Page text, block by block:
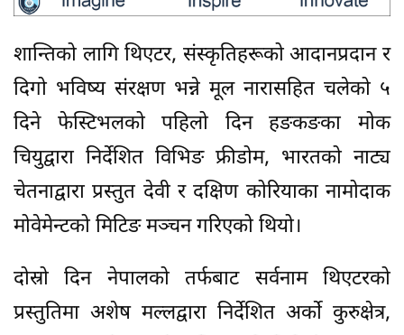
शान्तिको लागि थिएटर, संस्कृतिहरूको आदानप्रदान र
दिगो भविष्य संरक्षण भन्ने मूल नारासहित चलेको ५
दिने फेस्टिभलको पहिलो दिन हङकङका मोक
चियुद्वारा निर्देशित विभिङ फ्रीडोम, भारतको नाट्य
चेतनाद्वारा प्रस्तुत देवी र दक्षिण कोरियाका नामोदाक
मोवेमेन्टको मिटिङ मञ्चन गरिएको थियो।
दोस्रो दिन नेपालको तर्फबाट सर्वनाम थिएटरको
प्रस्तुतिमा अशेष मल्लद्वारा निर्देशित अर्को कुरुक्षेत्र,